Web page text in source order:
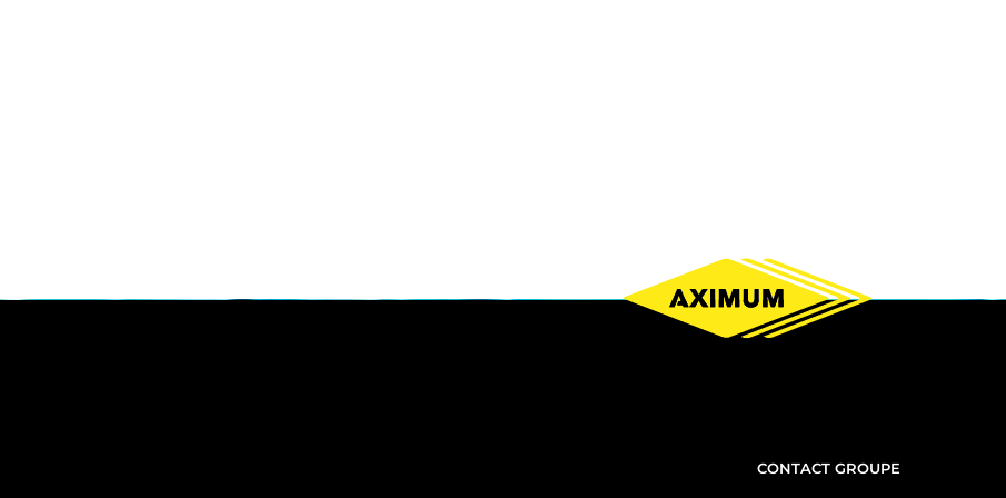
NOUS
CONTACTER
CONTACT GROUPE